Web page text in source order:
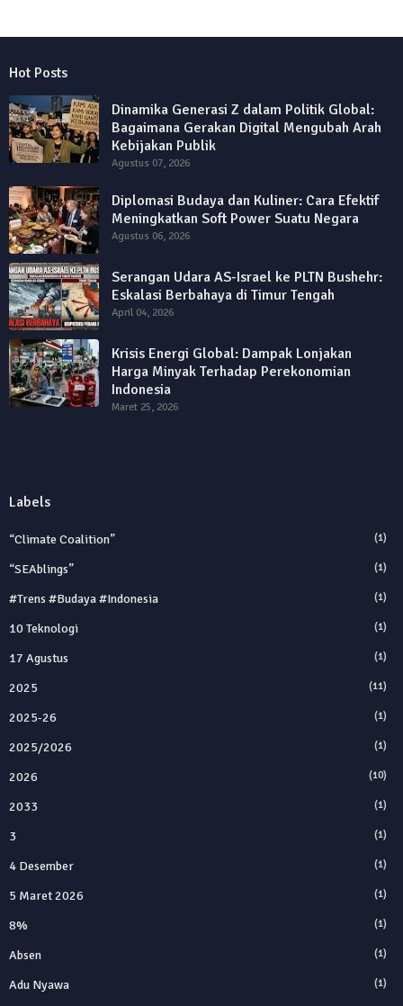
Hot Posts
Dinamika Generasi Z dalam Politik Global:
Bagaimana Gerakan Digital Mengubah Arah
Kebijakan Publik
Agustus 07, 2026
Diplomasi Budaya dan Kuliner: Cara Efektif
Meningkatkan Soft Power Suatu Negara
Agustus 06, 2026
Serangan Udara AS-Israel ke PLTN Bushehr:
Eskalasi Berbahaya di Timur Tengah
April 04, 2026
Krisis Energi Global: Dampak Lonjakan
Harga Minyak Terhadap Perekonomian
Indonesia
Maret 25, 2026
Labels
“Climate Coalition” (1)
“SEAblings” (1)
#trens #budaya #indonesia (1)
10 Teknologi (1)
17 Agustus (1)
2025 (11)
2025‑26 (1)
2025/2026 (1)
2026 (10)
2033 (1)
3 (1)
4 Desember (1)
5 Maret 2026 (1)
8% (1)
Absen (1)
Adu Nyawa (1)